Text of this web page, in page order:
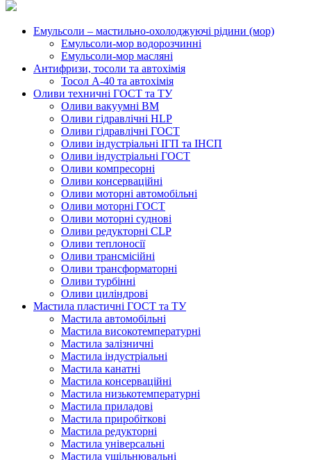
Емульсоли – мастильно-охолоджуючі рідини (мор)
Емульсоли-мор водорозчинні
Емульсоли-мор масляні
Антифризи, тосоли та автохімія
Тосол А-40 та автохімія
Оливи техничні ГОСТ та ТУ
Оливи вакуумні ВМ
Оливи гідравлічні HLP
Оливи гідравлічні ГОСТ
Оливи індустріальні ІГП та ІНСП
Оливи індустріальні ГОСТ
Оливи компресорні
Оливи консерваційні
Оливи моторні автомобільні
Оливи моторні ГОСТ
Оливи моторні суднові
Оливи редукторні CLP
Оливи теплоносії
Оливи трансмісійні
Оливи трансформаторні
Оливи турбінні
Оливи циліндрові
Мастила пластичні ГОСТ та ТУ
Мастила автомобільні
Мастила високотемпературні
Мастила залізничні
Мастила індустріальні
Мастила канатні
Мастила консерваційні
Мастила низькотемпературні
Мастила приладові
Мастила приробіткові
Мастила редукторні
Мастила універсальні
Мастила ущільнювальні